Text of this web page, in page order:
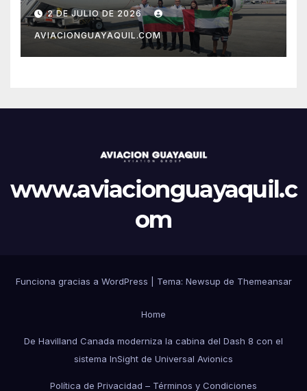
2 DE JULIO DE 2026
AVIACIONGUAYAQUIL.COM
www.aviacionguayaquil.c
om
Funciona gracias a WordPress Tema: Newsup de Themeansar
Home
De Havilland Canada moderniza la cabina del Dash 8 con el
sistema InSight de Universal Avionics
Política de Privacidad – Términos y Condiciones